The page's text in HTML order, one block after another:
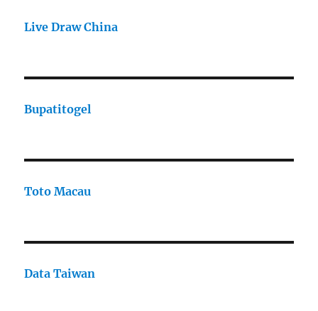
Live Draw China
Bupatitogel
Toto Macau
Data Taiwan